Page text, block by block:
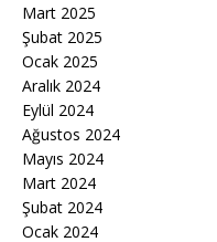
Mart 2025
Şubat 2025
Ocak 2025
Aralık 2024
Eylül 2024
Ağustos 2024
Mayıs 2024
Mart 2024
Şubat 2024
Ocak 2024